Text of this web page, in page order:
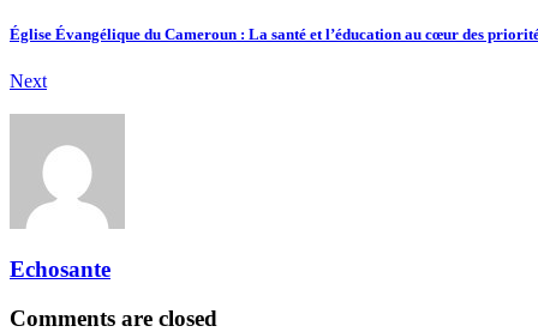
Église Évangélique du Cameroun : La santé et l’éducation au cœur des
Next
Echosante
Comments are closed